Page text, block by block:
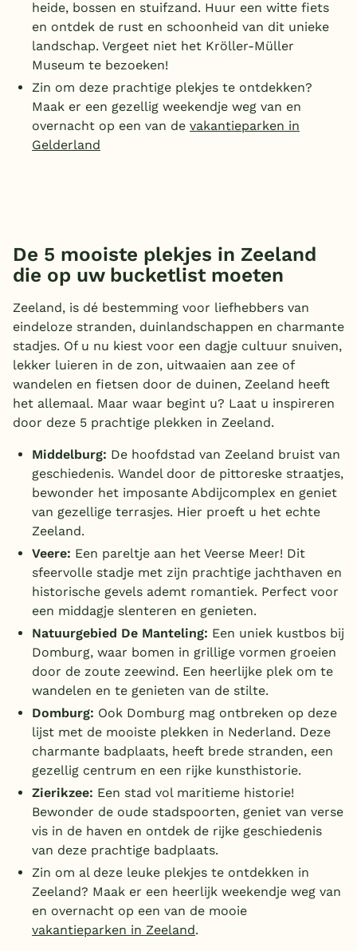
heide, bossen en stuifzand. Huur een witte fiets
en ontdek de rust en schoonheid van dit unieke
landschap. Vergeet niet het Kröller-Müller
Museum te bezoeken!
Zin om deze prachtige plekjes te ontdekken?
Maak er een gezellig weekendje weg van en
overnacht op een van de vakantieparken in
Gelderland
De 5 mooiste plekjes in Zeeland
die op uw bucketlist moeten
Zeeland, is dé bestemming voor liefhebbers van
eindeloze stranden, duinlandschappen en charmante
stadjes. Of u nu kiest voor een dagje cultuur snuiven,
lekker luieren in de zon, uitwaaien aan zee of
wandelen en fietsen door de duinen, Zeeland heeft
het allemaal. Maar waar begint u? Laat u inspireren
door deze 5 prachtige plekken in Zeeland.
Middelburg: De hoofdstad van Zeeland bruist van
geschiedenis. Wandel door de pittoreske straatjes,
bewonder het imposante Abdijcomplex en geniet
van gezellige terrasjes. Hier proeft u het echte
Zeeland.
Veere: Een pareltje aan het Veerse Meer! Dit
sfeervolle stadje met zijn prachtige jachthaven en
historische gevels ademt romantiek. Perfect voor
een middagje slenteren en genieten.
Natuurgebied De Manteling: Een uniek kustbos bij
Domburg, waar bomen in grillige vormen groeien
door de zoute zeewind. Een heerlijke plek om te
wandelen en te genieten van de stilte.
Domburg: Ook Domburg mag ontbreken op deze
lijst met de mooiste plekken in Nederland. Deze
charmante badplaats, heeft brede stranden, een
gezellig centrum en een rijke kunsthistorie.
Zierikzee: Een stad vol maritieme historie!
Bewonder de oude stadspoorten, geniet van verse
vis in de haven en ontdek de rijke geschiedenis
van deze prachtige badplaats.
Zin om al deze leuke plekjes te ontdekken in
Zeeland? Maak er een heerlijk weekendje weg van
en overnacht op een van de mooie
vakantieparken in Zeeland.